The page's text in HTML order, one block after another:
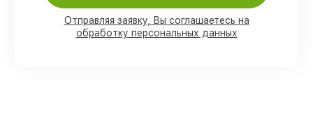
90%
складе в Казани, остальные поступают
оперативно
Отправляя заявку, Вы соглашаетесь на
обработку персональных данных